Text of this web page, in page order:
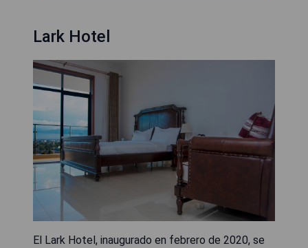
Lark Hotel
El Lark Hotel, inaugurado en febrero de 2020, se